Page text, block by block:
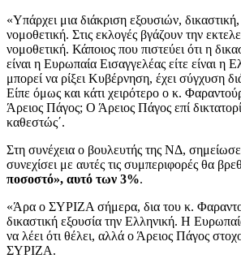
«Υπάρχει μια διάκριση εξουσιών,
νομοθετική. Στις εκλογές βγάζουν την
νομοθετική. Κάποιος που πιστεύει ότι η
είναι η Ευρωπαία Εισαγγελέας είτε είναι η
μπορεί να ρίξει Κυβέρνηση, έχει σύγχυση
Είπε όμως και κάτι χειρότερο ο κ.
Άρειος Πάγος; Ο Άρειος Πάγος επί
καθεστώς΄.
Στη συνέχεια ο βουλευτής της ΝΔ,
συνεχίσει με αυτές τις συμπεριφορές θα
ποσοστό», αυτό των 3%.
«Άρα ο ΣΥΡΙΖΑ σήμερα, δια του κ.
δικαστική εξουσία την Ελληνική. Η
να λέει ότι θέλει, αλλά ο Άρειος Πάγος
ΣΥΡΙΖΑ.